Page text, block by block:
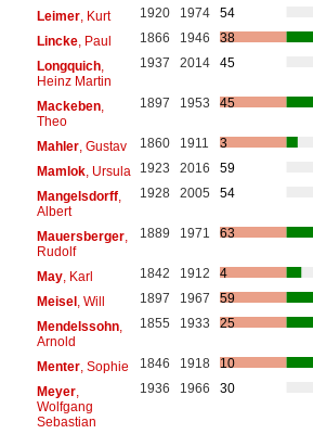
Leimer, Kurt 1920 1974
54
Lincke, Paul 1866 1946
38
Longquich,
Heinz Martin
1937 2014 45
Mackeben,
Theo
1897 1953 45
Mahler, Gustav 1860 1911
3
Mamlok, Ursula 1923 2016
59
Mangelsdorff,
Albert
1928 2005 54
Mauersberger,
Rudolf
1889 1971 63
May, Karl 1842 1912
4
Meisel, Will 1897 1967
59
Mendelssohn,
Arnold
1855 1933 25
Menter, Sophie 1846 1918
10
Meyer,
Wolfgang
Sebastian
1936 1966 30